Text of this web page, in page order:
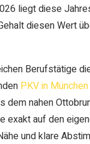
liegt diese
diesen Wert
Berufstätige
PKV in München
nahen
exakt auf den
und klare